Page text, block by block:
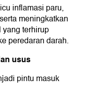
inflamasi paru,
meningkatkan
terhirup
peredaran darah.
usus
pintu masuk